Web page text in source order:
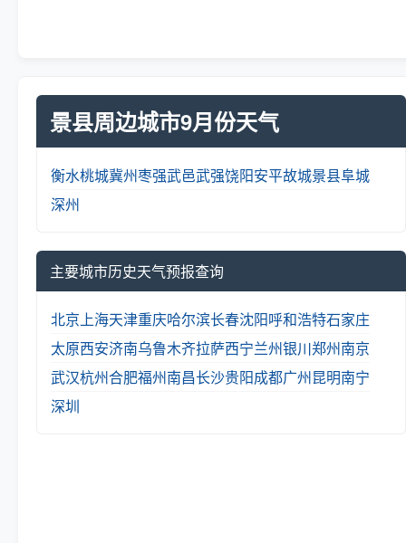
景县周边城市9月份天气
衡水桃城冀州枣强武邑武强饶阳安平故城景县阜城
深州
主要城市历史天气预报查询
北京 上海天津重庆哈尔滨长春沈阳呼和浩特石家庄
太原西安济南乌鲁木齐拉萨西宁兰州银川郑州南京
武汉杭州合肥福州南昌长沙贵阳成都广州昆明南宁
深圳